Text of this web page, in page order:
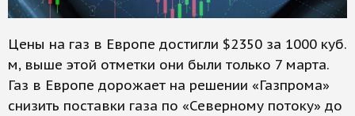
Цены на газ в Европе достигли $2350 за 1000 куб.
м, выше этой отметки они были только 7 марта.
Газ в Европе дорожает на решении «Газпрома»
снизить поставки газа по «Северному потоку» до